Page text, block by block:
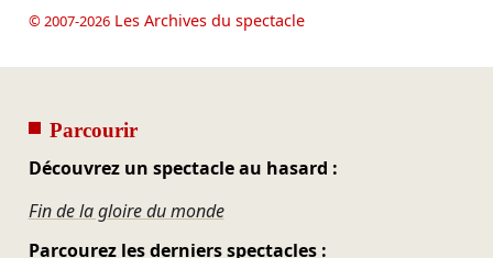
© 2007-2026Les Archives du spectacle
Parcourir
Découvrez un spectacle au hasard :
Fin de la gloire du monde
Parcourez les derniers spectacles :